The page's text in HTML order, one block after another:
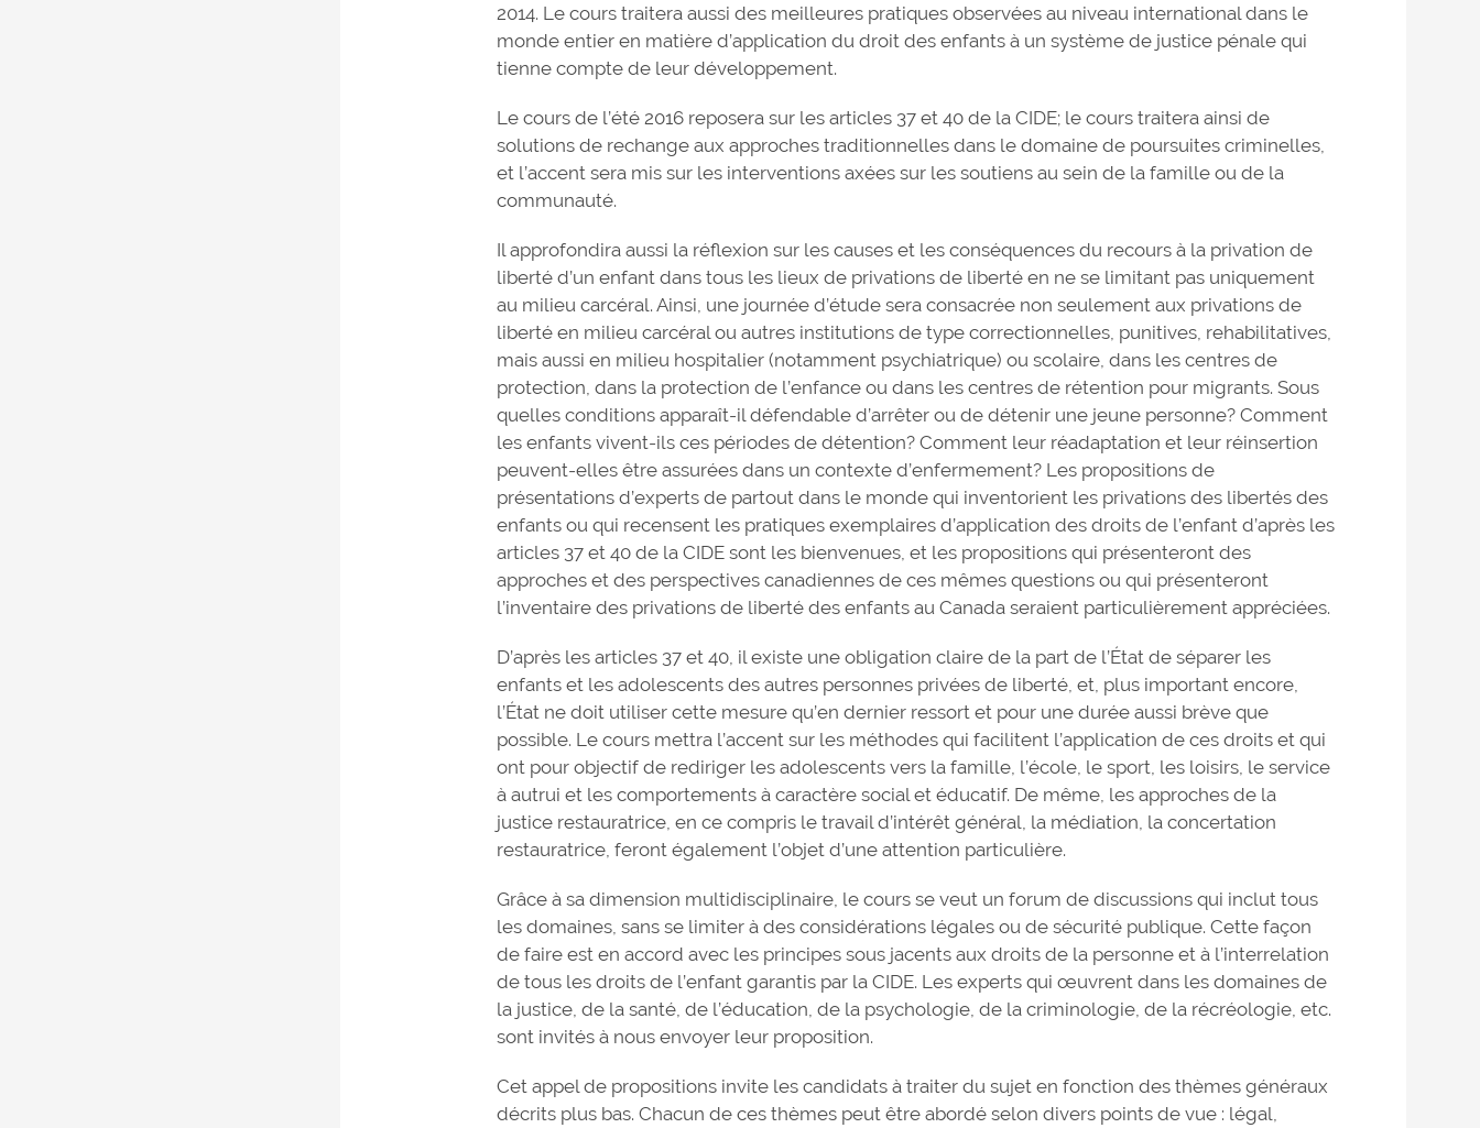
2014. Le cours traitera aussi des meilleures pratiques observées au niveau international dans le
monde entier en matière d’application du droit des enfants à un système de justice pénale qui
tienne compte de leur développement.
Le cours de l’été 2016 reposera sur les articles 37 et 40 de la CIDE; le cours traitera ainsi de
solutions de rechange aux approches traditionnelles dans le domaine de poursuites criminelles,
et l’accent sera mis sur les interventions axées sur les soutiens au sein de la famille ou de la
communauté.
Il approfondira aussi la réflexion sur les causes et les conséquences du recours à la privation de
liberté d’un enfant dans tous les lieux de privations de liberté en ne se limitant pas uniquement
au milieu carcéral. Ainsi, une journée d’étude sera consacrée non seulement aux privations de
liberté en milieu carcéral ou autres institutions de type correctionnelles, punitives, rehabilitatives,
mais aussi en milieu hospitalier (notamment psychiatrique) ou scolaire, dans les centres de
protection, dans la protection de l’enfance ou dans les centres de rétention pour migrants. Sous
quelles conditions apparaît-il défendable d’arrêter ou de détenir une jeune personne? Comment
les enfants vivent-ils ces périodes de détention? Comment leur réadaptation et leur réinsertion
peuvent-elles être assurées dans un contexte d’enfermement? Les propositions de
présentations d’experts de partout dans le monde qui inventorient les privations des libertés des
enfants ou qui recensent les pratiques exemplaires d’application des droits de l’enfant d’après les
articles 37 et 40 de la CIDE sont les bienvenues, et les propositions qui présenteront des
approches et des perspectives canadiennes de ces mêmes questions ou qui présenteront
l’inventaire des privations de liberté des enfants au Canada seraient particulièrement appréciées.
D’après les articles 37 et 40, il existe une obligation claire de la part de l’État de séparer les
enfants et les adolescents des autres personnes privées de liberté, et, plus important encore,
l’État ne doit utiliser cette mesure qu’en dernier ressort et pour une durée aussi brève que
possible. Le cours mettra l’accent sur les méthodes qui facilitent l’application de ces droits et qui
ont pour objectif de rediriger les adolescents vers la famille, l’école, le sport, les loisirs, le service
à autrui et les comportements à caractère social et éducatif. De même, les approches de la
justice restauratrice, en ce compris le travail d’intérêt général, la médiation, la concertation
restauratrice, feront également l’objet d’une attention particulière.
Grâce à sa dimension multidisciplinaire, le cours se veut un forum de discussions qui inclut tous
les domaines, sans se limiter à des considérations légales ou de sécurité publique. Cette façon
de faire est en accord avec les principes sous jacents aux droits de la personne et à l’interrelation
de tous les droits de l’enfant garantis par la CIDE. Les experts qui œuvrent dans les domaines de
la justice, de la santé, de l’éducation, de la psychologie, de la criminologie, de la récréologie, etc.
sont invités à nous envoyer leur proposition.
Cet appel de propositions invite les candidats à traiter du sujet en fonction des thèmes généraux
décrits plus bas. Chacun de ces thèmes peut être abordé selon divers points de vue : légal,